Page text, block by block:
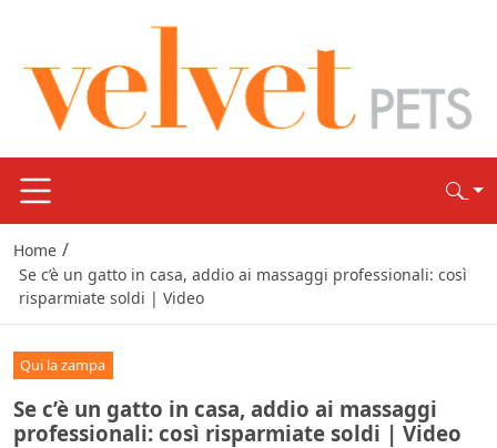
Home /
Se c’è un gatto in casa, addio ai massaggi professionali: così
risparmiate soldi | Video
Qui la zampa
Se c’è un gatto in casa, addio ai massaggi
professionali: così risparmiate soldi | Video